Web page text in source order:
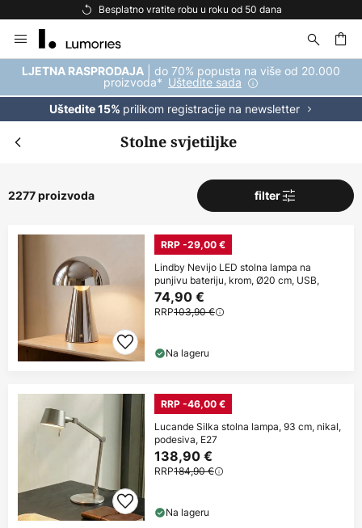
Besplatna dostava za kupnju iznad 69 €
to
Content
LJETNA RASPRODAJA | do 70% popusta na više od 20.000
proizvoda* Uštedite sada
Uštedite 15% prilikom registracije na newsletter
Stolne svjetiljke
2277 proizvoda filter
RRP -29,00 €
Lindby Nevijo LED stolna lampa na
punjivu bateriju, krom, Ø20 cm, USB,
74,90 €
RRP103,90 €
Na lageru
RRP -46,00 €
Lucande Silka stolna lampa, 93 cm, nikal,
podesiva, E27
138,90 €
RRP184,90 €
Na lageru